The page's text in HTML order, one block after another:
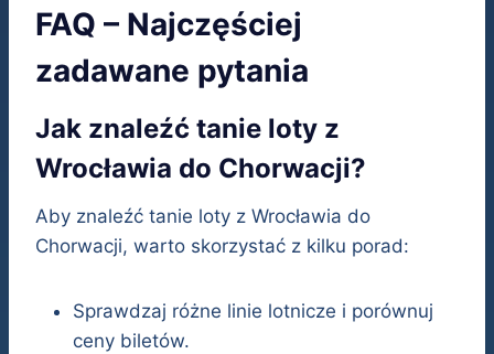
FAQ – Najczęściej
zadawane pytania
Jak znaleźć tanie loty z
Wrocławia do Chorwacji?
Aby znaleźć tanie loty z Wrocławia do
Chorwacji, warto skorzystać z kilku porad:
Sprawdzaj różne linie lotnicze i porównuj
ceny biletów.